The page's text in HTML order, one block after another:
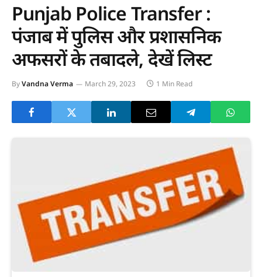
Punjab Police Transfer :
पंजाब में पुलिस और प्रशासनिक
अफसरों के तबादले, देखें लिस्ट
ByVandna Verma March 29, 2023 1 Min Read